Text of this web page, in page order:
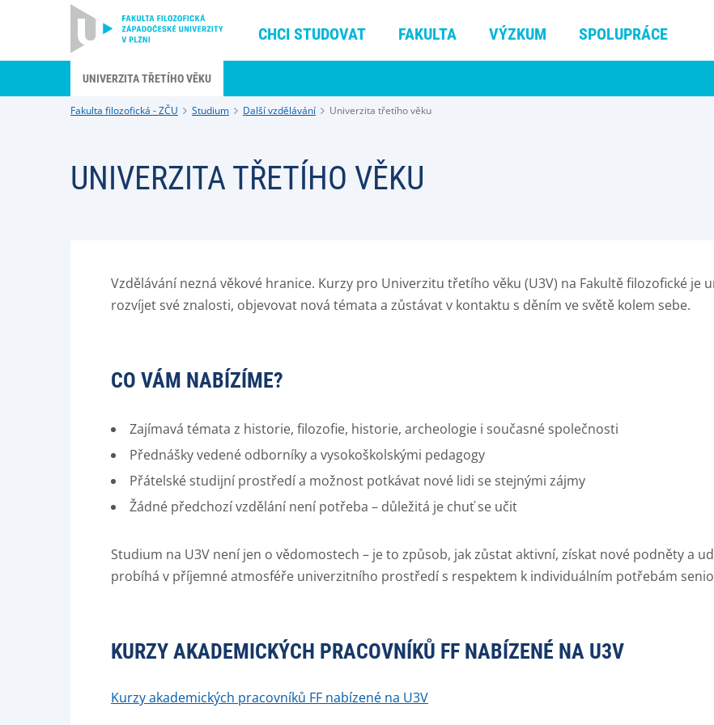
CHCI STUDOVAT FAKULTA VÝZKUM SPOLUPRÁCE
UNIVERZITA TŘETÍHO VĚKU
Fakulta filozofická - ZČU Studium Další vzdělávání Univerzita třetího věku
UNIVERZITA TŘETÍHO VĚKU
Vzdělávání nezná věkové hranice. Kurzy pro Univerzitu třetího věku (U3V) na Fakultě filozofické je
rozvíjet své znalosti, objevovat nová témata a zůstávat v kontaktu s děním ve světě kolem sebe.
CO VÁM NABÍZÍME?
Zajímavá témata z historie, filozofie, historie, archeologie i současné společnosti
Přednášky vedené odborníky a vysokoškolskými pedagogy
Přátelské studijní prostředí a možnost potkávat nové lidi se stejnými zájmy
Žádné předchozí vzdělání není potřeba – důležitá je chuť se učit
Studium na U3V není jen o vědomostech – je to způsob, jak zůstat aktivní, získat nové podněty a
probíhá v příjemné atmosféře univerzitního prostředí s respektem k individuálním potřebám
KURZY AKADEMICKÝCH PRACOVNÍKŮ FF NABÍZENÉ NA U3V
Kurzy akademických pracovníků FF nabízené na U3V